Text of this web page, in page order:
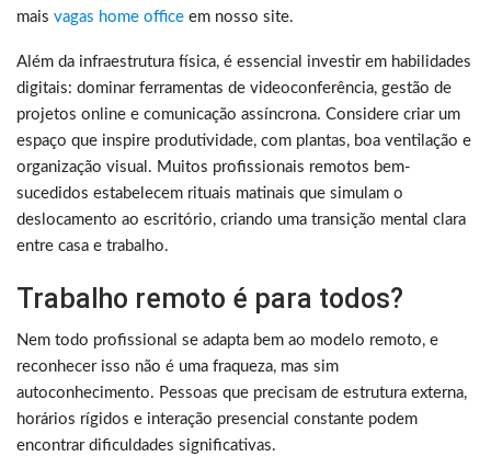
mais vagas home office em nosso site.
Além da infraestrutura física, é essencial investir em habilidades
digitais: dominar ferramentas de videoconferência, gestão de
projetos online e comunicação assíncrona. Considere criar um
espaço que inspire produtividade, com plantas, boa ventilação e
organização visual. Muitos profissionais remotos bem-
sucedidos estabelecem rituais matinais que simulam o
deslocamento ao escritório, criando uma transição mental clara
entre casa e trabalho.
Trabalho remoto é para todos?
Nem todo profissional se adapta bem ao modelo remoto, e
reconhecer isso não é uma fraqueza, mas sim
autoconhecimento. Pessoas que precisam de estrutura externa,
horários rígidos e interação presencial constante podem
encontrar dificuldades significativas.